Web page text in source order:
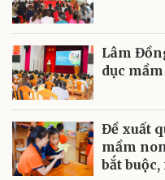
Lâm
dục
Đề xuất
mầm
bắt